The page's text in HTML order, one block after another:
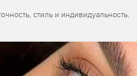
стиль и индивидуальность.